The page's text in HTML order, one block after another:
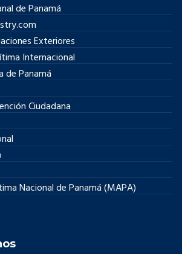
de Panamá
Exteriores
Internacional
de Panamá
Ciudadana
Nacional de Panamá (MAPA)